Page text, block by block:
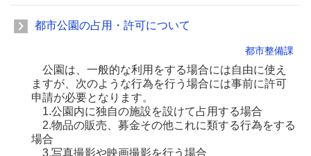
都市公園の占用・許可について
都市整備課
公園は、一般的な利用をする場合には自由に使え
ますが、次のような行為を行う場合には事前に許可
申請が必要となります。
1.公園内に独自の施設を設けて占用する場合
2.物品の販売、募金その他これに類する行為をする
場合
3.写真撮影や映画撮影を行う場合